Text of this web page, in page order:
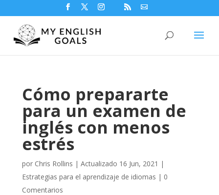
Cómo prepararte
para un examen de
inglés con menos
estrés
por Chris Rollins | Actualizado 16 Jun, 2021 |
Estrategias para el aprendizaje de idiomas | 0
Comentarios